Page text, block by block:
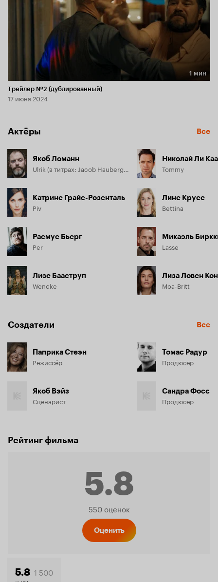
Длительность 1 мин
1 мин
Трейлер №2 (дублированный)
17 июня 2024
Актёры Все
Якоб Ломанн
Катрине Грайс-Розенталь
Piv
Расмус Бьерг
Per
Лизе Бааструп
Wencke
Николай Ли
Tommy
Лине Крусе
Bettina
Микаэль
Lasse
Лиза Ловен
Moa-Britt
Создатели Все
Паприка Стеэн
Режиссёр
Якоб Вэйз
Сценарист
Томас Радур
Продюсер
Сандра Фосс
Продюсер
Рейтинг фильма
5.8
Рейтинг
550 оценок
Оценить
5.8 1 500